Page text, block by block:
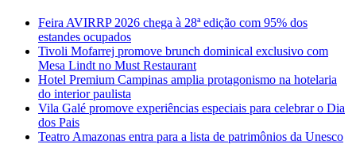
Feira AVIRRP 2026 chega à 28ª edição com 95% dos
estandes ocupados
Tivoli Mofarrej promove brunch dominical exclusivo com
Mesa Lindt no Must Restaurant
Hotel Premium Campinas amplia protagonismo na hotelaria
do interior paulista
Vila Galé promove experiências especiais para celebrar o Dia
dos Pais
Teatro Amazonas entra para a lista de patrimônios da Unesco